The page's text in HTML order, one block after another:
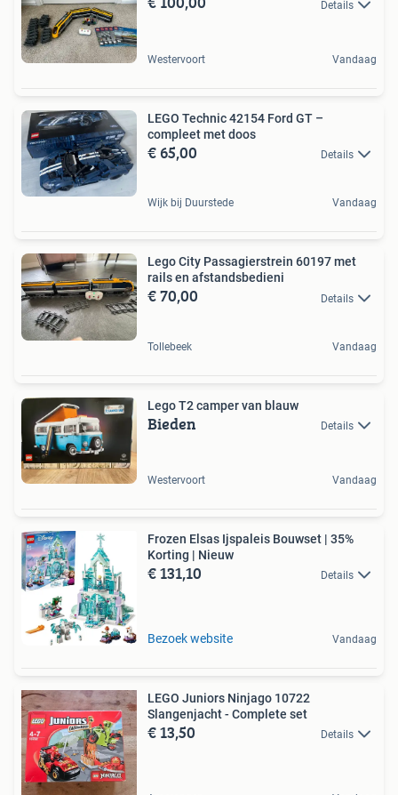
Details
Westervoort Vandaag
LEGO Technic 42154 Ford GT –
compleet met doos
€ 65,00 Details
Wijk bij Duurstede Vandaag
Lego City Passagierstrein 60197 met
rails en afstandsbedieni
€ 70,00 Details
Tollebeek Vandaag
Lego T2 camper van blauw
Bieden Details
Westervoort Vandaag
Frozen Elsas Ijspaleis Bouwset | 35%
Korting | Nieuw
€ 131,10 Details
Bezoek website Vandaag
LEGO Juniors Ninjago 10722
Slangenjacht - Complete set
€ 13,50 Details